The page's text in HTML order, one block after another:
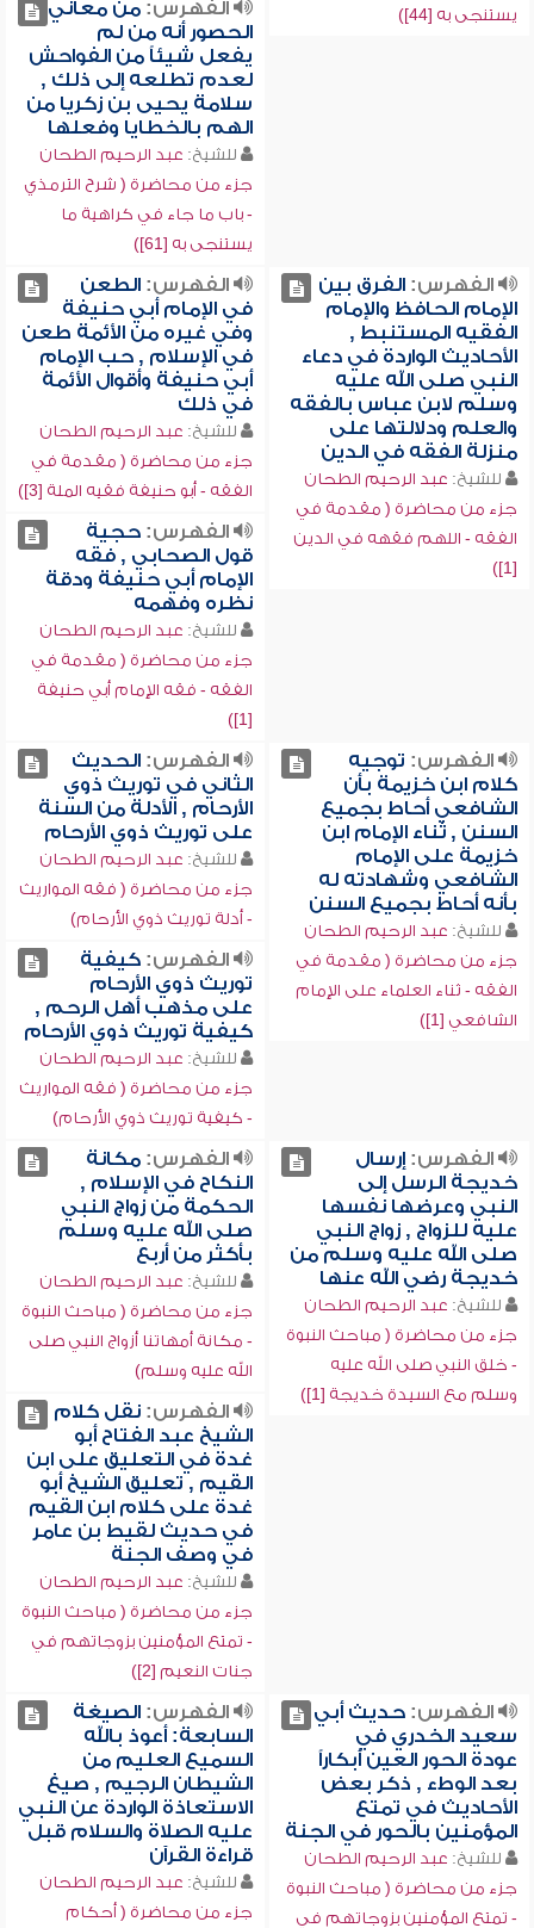
يستنجى به [44]) الفهرس:من معاني
الحصور أنه من لم
يفعل شيئاً من الفواحش
لعدم تطلعه إلى ذلك ,
سلامة يحيى بن زكريا من
الهم بالخطايا وفعلها
للشيخ: عبد الرحيم الطحان
جزء من محاضرة ( شرح الترمذي
- باب ما جاء في كراهية ما
يستنجى به [61])
الفهرس:الفرق بين
الإمام الحافظ والإمام
الفقيه المستنبط ,
الأحاديث الواردة في دعاء
النبي صلى الله عليه
وسلم لابن عباس بالفقه
والعلم ودلالتها على
منزلة الفقه في الدين
للشيخ: عبد الرحيم الطحان
جزء من محاضرة ( مقدمة في
الفقه - اللهم فقهه في الدين
[1])
الفهرس:الطعن
في الإمام أبي حنيفة
وفي غيره من الأئمة طعن
في الإسلام , حب الإمام
أبي حنيفة وأقوال الأئمة
في ذلك
للشيخ: عبد الرحيم الطحان
جزء من محاضرة ( مقدمة في
الفقه - أبو حنيفة فقيه الملة [3])
الفهرس:حجية
قول الصحابي , فقه
الإمام أبي حنيفة ودقة
نظره وفهمه
للشيخ: عبد الرحيم الطحان
جزء من محاضرة ( مقدمة في
الفقه - فقه الإمام أبي حنيفة
[1])
الفهرس: توجيه
كلام ابن خزيمة بأن
الشافعي أحاط بجميع
السنن , ثناء الإمام ابن
خزيمة على الإمام
الشافعي وشهادته له
بأنه أحاط بجميع السنن
للشيخ: عبد الرحيم الطحان
جزء من محاضرة ( مقدمة في
الفقه - ثناء العلماء على الإمام
الشافعي [1])
الفهرس:الحديث
الثاني في توريث ذوي
الأرحام , الأدلة من السنة
على توريث ذوي الأرحام
للشيخ: عبد الرحيم الطحان
جزء من محاضرة ( فقه المواريث
- أدلة توريث ذوي الأرحام)
الفهرس:كيفية
توريث ذوي الأرحام
على مذهب أهل الرحم ,
كيفية توريث ذوي الأرحام
للشيخ: عبد الرحيم الطحان
جزء من محاضرة ( فقه المواريث
- كيفية توريث ذوي الأرحام)
الفهرس:إرسال
خديجة الرسل إلى
النبي وعرضها نفسها
عليه للزواج , زواج النبي
صلى الله عليه وسلم من
خديجة رضي الله عنها
للشيخ: عبد الرحيم الطحان
جزء من محاضرة ( مباحث النبوة
- خلق النبي صلى الله عليه
وسلم مع السيدة خديجة [1])
الفهرس:مكانة
النكاح في الإسلام ,
الحكمة من زواج النبي
صلى الله عليه وسلم
بأكثر من أربع
للشيخ: عبد الرحيم الطحان
جزء من محاضرة ( مباحث النبوة
- مكانة أمهاتنا أزواج النبي صلى
الله عليه وسلم)
الفهرس:نقل كلام
الشيخ عبد الفتاح أبو
غدة في التعليق على ابن
القيم , تعليق الشيخ أبو
غدة على كلام ابن القيم
في حديث لقيط بن عامر
في وصف الجنة
للشيخ: عبد الرحيم الطحان
جزء من محاضرة ( مباحث النبوة
- تمتع المؤمنين بزوجاتهم في
جنات النعيم [2])
الفهرس:حديث أبي
سعيد الخدري في
عودة الحور العين أبكاراً
بعد الوطء , ذكر بعض
الأحاديث في تمتع
المؤمنين بالحور في الجنة
للشيخ: عبد الرحيم الطحان
جزء من محاضرة ( مباحث النبوة
- تمتع المؤمنين بزوجاتهم في
الفهرس:الصيغة
السابعة: أعوذ بالله
السميع العليم من
الشيطان الرجيم , صيغ
الاستعاذة الواردة عن النبي
عليه الصلاة والسلام قبل
قراءة القرآن
للشيخ: عبد الرحيم الطحان
جزء من محاضرة ( أحكام